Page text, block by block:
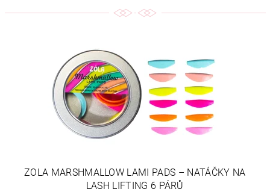
ZOLA MARSHMALLOW LAMI PADS – NATÁČKY NA
LASH LIFTING 6 PÁRŮ